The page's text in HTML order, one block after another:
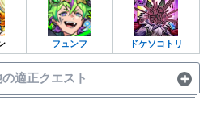
フュンフ ドケソコトリ
適正クエスト